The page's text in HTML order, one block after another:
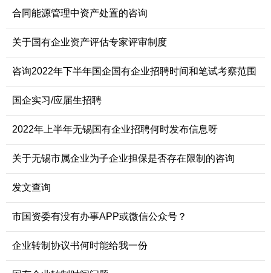
合同能源管理中资产处置的咨询
关于国有企业资产评估专家评审制度
咨询2022年下半年国企国有企业招聘时间和笔试考察范围
国企实习/应届生招聘
2022年上半年无锡国有企业招聘何时发布信息呀
关于无锡市属企业为子企业担保是否存在限制的咨询
发文查询
市国资委有没有办事APP或微信公众号？
企业转制协议书何时能给我一份